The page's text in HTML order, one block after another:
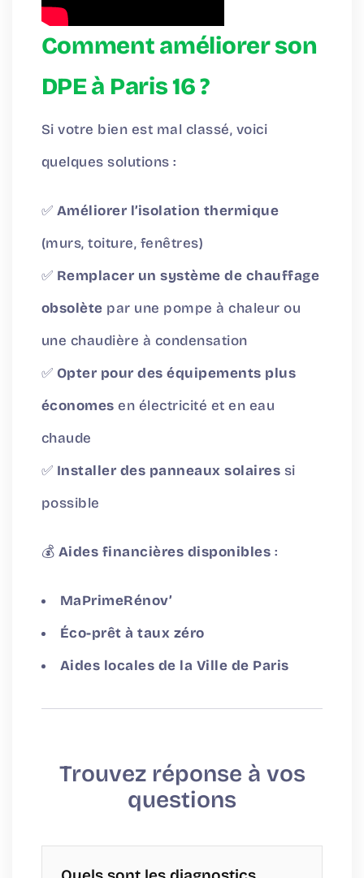
Comment améliorer son
DPE à Paris 16 ?
Si votre bien est mal classé, voici
quelques solutions :
✅ Améliorer l’isolation thermique
(murs, toiture, fenêtres)
✅ Remplacer un système de chauffage
obsolète par une pompe à chaleur ou
une chaudière à condensation
✅ Opter pour des équipements plus
économes en électricité et en eau
chaude
✅ Installer des panneaux solaires si
possible
💰 Aides financières disponibles :
MaPrimeRénov’
Éco-prêt à taux zéro
Aides locales de la Ville de Paris
Trouvez réponse à vos
questions